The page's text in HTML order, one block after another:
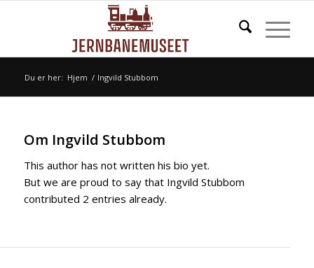
Du er her: Hjem / Ingvild Stubbom
Om Ingvild Stubbom
This author has not written his bio yet.
But we are proud to say that Ingvild Stubbom
contributed 2 entries already.